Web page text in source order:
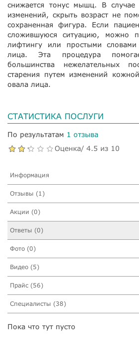
снижается тонус мышц. В случае
изменений, скрыть возраст не
сохраненная фигура. Если
сложившуюся ситуацию, можно
лифтингу или простыми
лица. Эта процедура
большинства нежелательных
старения путем изменений
овала лица.
СТАТИСТИКА ПОСЛУГИ
По результатам 1 отзыва
Оценка/ 4.5 из 10
Информация
Отзывы (1)
Акции (0)
Ответы (0)
Фото (0)
Видео (5)
Прайс (56)
Специалисты (38)
Пока что тут пусто